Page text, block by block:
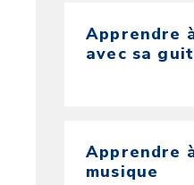
Apprendre
avec sa
Apprendre
musique